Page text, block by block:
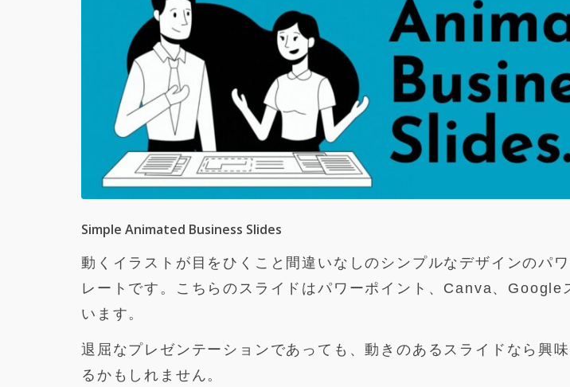
Simple Animated Business Slides
動くイラストが目をひくこと間違いなしのシンプルなデザインのパ
レートです。こちらのスライドはパワーポイント、Canva、Google
います。
退屈なプレゼンテーションであっても、動きのあるスライドなら興
るかもしれません。